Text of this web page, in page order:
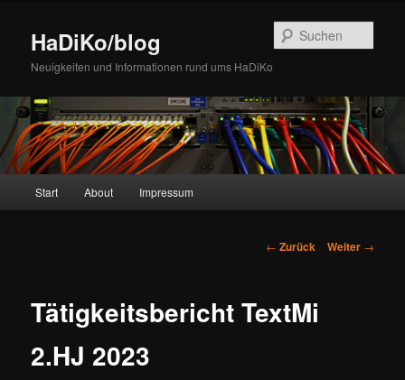
wechselnHaDiKo/blog
Neuigkeiten und Informationen rund ums HaDiKo
Start About Impressum
Beitrags-
← Zurück Weiter →
Tätigkeitsbericht TextMi
2.HJ 2023